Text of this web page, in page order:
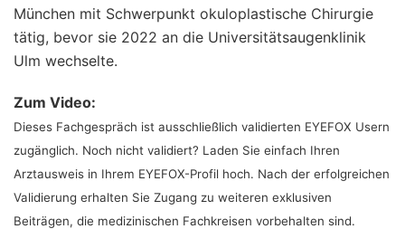
München mit Schwerpunkt okuloplastische Chirurgie
tätig, bevor sie 2022 an die Universitätsaugenklinik
Ulm wechselte.
Zum Video:
Dieses Fachgespräch ist ausschließlich validierten EYEFOX Usern
zugänglich. Noch nicht validiert? Laden Sie einfach Ihren
Arztausweis in Ihrem EYEFOX-Profil hoch. Nach der erfolgreichen
Validierung erhalten Sie Zugang zu weiteren exklusiven
Beiträgen, die medizinischen Fachkreisen vorbehalten sind.